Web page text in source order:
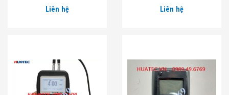
5000D
Liên hệ Liên hệ